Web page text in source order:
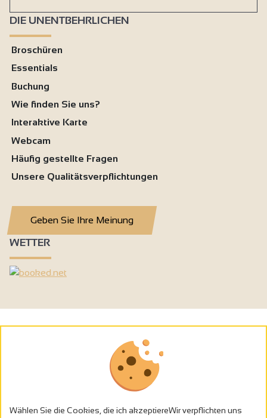
DIE UNENTBEHRLICHEN
Broschüren
Essentials
Buchung
Wie finden Sie uns?
Interaktive Karte
Webcam
Häufig gestellte Fragen
Unsere Qualitätsverpflichtungen
Geben Sie Ihre Meinung
WETTER
Wählen Sie die Cookies, die ich akzeptiereWir verpflichten uns